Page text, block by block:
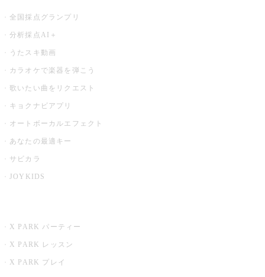
全国採点グランプリ
分析採点AI＋
うたスキ動画
カラオケで楽器を弾こう
歌いたい曲をリクエスト
キョクナビアプリ
オートボーカルエフェクト
あなたの最適キー
サビカラ
JOYKIDS
X PARK パーティー
X PARK レッスン
X PARK プレイ